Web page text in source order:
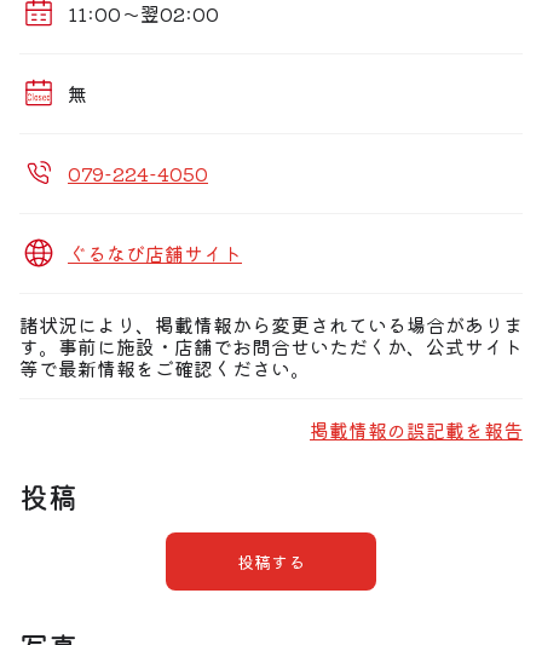
11:00〜翌02:00
無
079-224-4050
ぐるなび店舗サイト
諸状況により、掲載情報から変更されている場合がありま
す。事前に施設・店舗でお問合せいただくか、公式サイト
等で最新情報をご確認ください。
掲載情報の誤記載を報告
投稿
投稿する